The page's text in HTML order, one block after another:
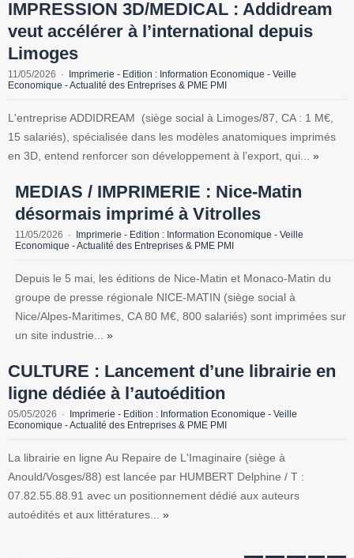
IMPRESSION 3D/MEDICAL : Addidream
veut accélérer à l’international depuis
Limoges
11/05/2026
Imprimerie - Edition : Information Economique - Veille
Economique - Actualité des Entreprises & PME PMI
L'entreprise ADDIDREAM (siège social à Limoges/87, CA : 1 M€,
15 salariés), spécialisée dans les modèles anatomiques imprimés
en 3D, entend renforcer son développement à l’export, qui... »
MEDIAS / IMPRIMERIE : Nice-Matin
désormais imprimé à Vitrolles
11/05/2026
Imprimerie - Edition : Information Economique - Veille
Economique - Actualité des Entreprises & PME PMI
Depuis le 5 mai, les éditions de Nice-Matin et Monaco-Matin du
groupe de presse régionale NICE-MATIN (siège social à
Nice/Alpes-Maritimes, CA 80 M€, 800 salariés) sont imprimées sur
un site industrie... »
CULTURE : Lancement d’une librairie en
ligne dédiée à l’autoédition
05/05/2026
Imprimerie - Edition : Information Economique - Veille
Economique - Actualité des Entreprises & PME PMI
La librairie en ligne Au Repaire de L'Imaginaire (siège à
Anould/Vosges/88) est lancée par HUMBERT Delphine / T :
07.82.55.88.91 avec un positionnement dédié aux auteurs
autoédités et aux littératures... »